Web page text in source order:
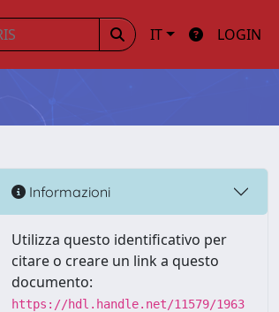
IT LOGIN
Informazioni
Utilizza questo identificativo per
citare o creare un link a questo
documento:
https://hdl.handle.net/11579/1963